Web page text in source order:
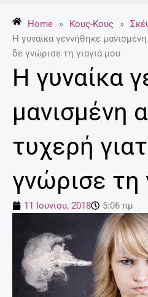
Home » Κους-Κους »
Η γυναίκα γεννήθηκε
δε γνώρισε τη γιαγιά μου
Η γυναίκα
μανισμένη
τυχερή
γνώρισε τη
11 Ιουνίου, 2018 5:06 πμ